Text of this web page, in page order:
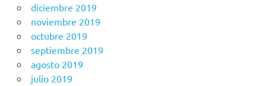
diciembre 2019
noviembre 2019
octubre 2019
septiembre 2019
agosto 2019
julio 2019